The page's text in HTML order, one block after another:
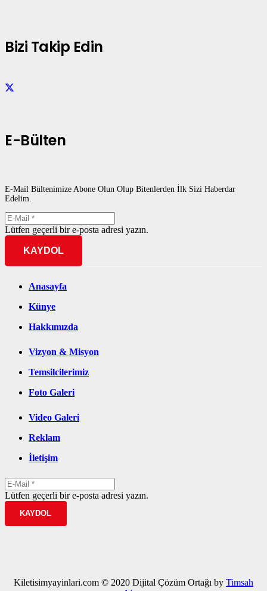
Bizi Takip Edin
E-Bülten
E-Mail Bültenimize Abone Olun Olup Bitenlerden İlk Sizi Haberdar
Edelim.
Lütfen geçerli bir e-posta adresi yazın.
KAYDOL
Anasayfa
Künye
Hakkımızda
Vizyon & Misyon
Temsilcilerimiz
Foto Galeri
Video Galeri
Reklam
İletişim
Lütfen geçerli bir e-posta adresi yazın.
KAYDOL
Kiletisimyayinlari.com © 2020 Dijital Çözüm Ortağı by Timsah